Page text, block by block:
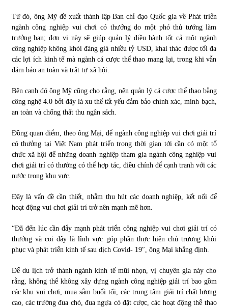
Từ đó, ông Mỹ đề xuất thành lập Ban chỉ đạo Quốc gia về Phát triển
ngành công nghiệp vui chơi có thưởng do một phó thủ tướng làm
trưởng ban; đơn vị này sẽ giúp quản lý điều hành tốt cả một ngành
công nghiệp không khói đáng giá nhiều tỷ USD, khai thác được tối đa
các lợi ích kinh tế mà ngành cá cược thể thao mang lại, trong khi vẫn
đảm bảo an toàn và trật tự xã hội.
Bên cạnh đó ông Mỹ cũng cho rằng, nên quản lý cá cược thể thao bằng
công nghệ 4.0 bởi đây là xu thế tất yếu đảm bảo chính xác, minh bạch,
an toàn và chống thất thu ngân sách.
Đồng quan điểm, theo ông Mại, để ngành công nghiệp vui chơi giải trí
có thưởng tại Việt Nam phát triển trong thời gian tới cần có một tổ
chức xã hội để những doanh nghiệp tham gia ngành công nghiệp vui
chơi giải trí có thưởng có thể hợp tác, điều chỉnh để cạnh tranh với các
nước trong khu vực.
Đây là vấn đề cần thiết, nhằm thu hút các doanh nghiệp, kết nối để
hoạt động vui chơi giải trí trở nên mạnh mẽ hơn.
“Đã đến lúc cần đẩy mạnh phát triển công nghiệp vui chơi giải trí có
thưởng và coi đây là lĩnh vực góp phần thực hiện chủ trương khôi
phục và phát triển kinh tế sau dịch Covid- 19″, ông Mại khẳng định.
Để du lịch trở thành ngành kinh tế mũi nhọn, vị chuyên gia này cho
rằng, không thể không xây dựng ngành công nghiệp giải trí bao gồm
các khu vui chơi, mua sắm buổi tối, các trung tâm giải trí chất lượng
cao, các trường đua chó, đua ngựa có đặt cược, các hoạt động thể thao